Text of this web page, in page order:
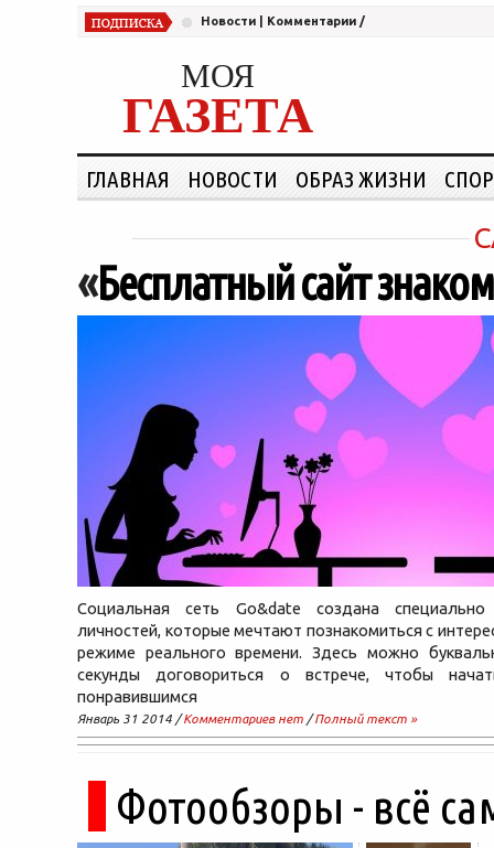
Новости Комментарии /
МОЯ
ГАЗЕТА
ГЛАВНАЯ НОВОСТИ ОБРАЗ ЖИЗНИ
«Бесплатный сайт
Социальная сеть Go&date создана
личностей, которые мечтают познакомиться с
режиме реального времени. Здесь можно
секунды договориться о встрече, чтобы
понравившимся
Январь 31 2014 /Комментариев нет /Полный текст »
Фотообзоры - всё